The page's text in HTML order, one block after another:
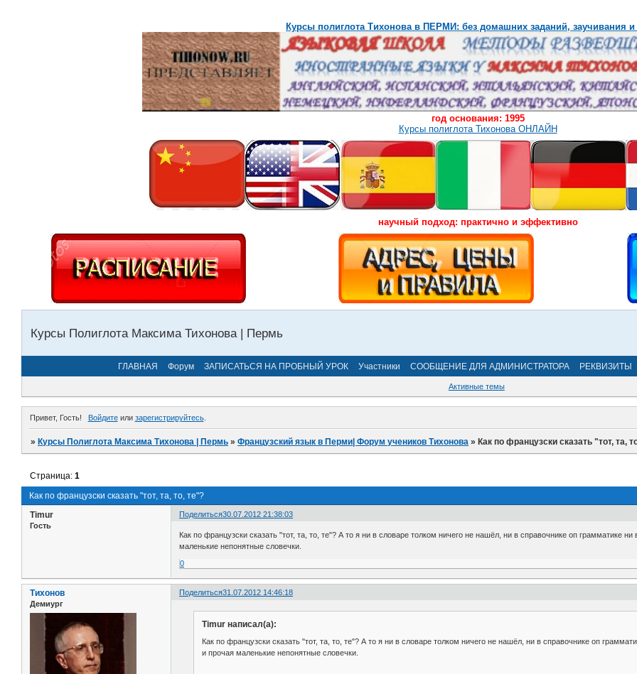
Курсы полиглота Тихонова в ПЕРМИ: без домашних заданий, заучивания и
год основания: 1995
Курсы полиглота Тихонова ОНЛАЙН
научный подход: практично и эффективно
Курсы Полиглота Максима Тихонова | Пермь
ГЛАВНАЯ Форум ЗАПИСАТЬСЯ НА ПРОБНЫЙ УРОК Участники СООБЩЕНИЕ ДЛЯ АДМИНИСТРАТОРА РЕКВИЗИТЫ
Активные темы
Привет, Гость! Войдитеили зарегистрируйтесь.
»Курсы Полиглота Максима Тихонова | Пермь »Французский язык в Перми| Форум учеников Тихонова »Как по французски сказать "тот, та,
Как по французски сказать "тот, та, то, те"?
Страница:1
Поделиться30.07.2012 21:38:03
Timur
Гость
Как по французски сказать "тот, та, то, те"? А то я ни в словаре толком ничего не нашёл, ни в справочнике оп грамматике
маленькие непонятные словечки.
0
Поделиться31.07.2012 14:46:18
Тихонов
Демиург
Timur написал(а):
Как по французски сказать "тот, та, то, те"? А то я ни в словаре толком ничего не нашёл, ни в справочнике оп
и прочая маленькие непонятные словечки.